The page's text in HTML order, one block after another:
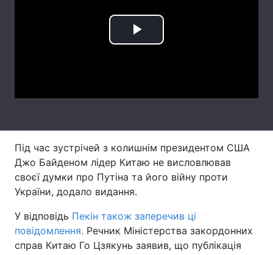
Тема оформлення
Play
Під час зустрічей з колишнім президентом США
Джо Байденом лідер Китаю не висловлював
своєї думки про Путіна та його війну проти
України, додало видання.
У відповідь Пекін також заперечив ці
повідомлення. Речник Міністерства закордонних
справ Китаю Го Цзякунь заявив, що публікація